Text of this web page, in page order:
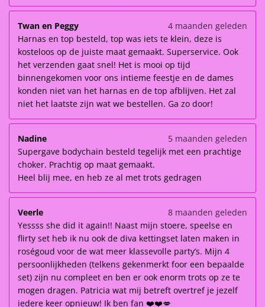
Twan en Peggy
4 maanden geleden
Harnas en top besteld, top was iets te klein, deze is
kosteloos op de juiste maat gemaakt. Superservice. Ook
het verzenden gaat snel! Het is mooi op tijd
binnengekomen voor ons intieme feestje en de dames
konden niet van het harnas en de top afblijven. Het zal
niet het laatste zijn wat we bestellen. Ga zo door!
Nadine
5 maanden geleden
Supergave bodychain besteld tegelijk met een prachtige
choker. Prachtig op maat gemaakt.
Heel blij mee, en heb ze al met trots gedragen
Veerle
8 maanden geleden
Yessss she did it again!! Naast mijn stoere, speelse en
flirty set heb ik nu ook de diva kettingset laten maken in
roségoud voor de wat meer klassevolle party’s. Mijn 4
persoonlijkheden (telkens gekenmerkt foor een bepaalde
set) zijn nu compleet en ben er ook enorm trots op ze te
mogen dragen. Patricia wat mij betreft overtref je jezelf
iedere keer opnieuw! Ik ben fan ❤️❤️💋